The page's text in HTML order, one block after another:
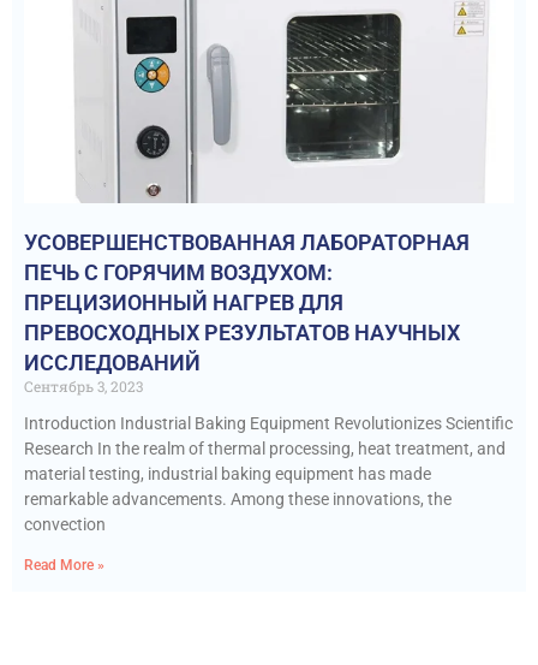
УСОВЕРШЕНСТВОВАННАЯ ЛАБОРАТОРНАЯ
ПЕЧЬ С ГОРЯЧИМ ВОЗДУХОМ:
ПРЕЦИЗИОННЫЙ НАГРЕВ ДЛЯ
ПРЕВОСХОДНЫХ РЕЗУЛЬТАТОВ НАУЧНЫХ
ИССЛЕДОВАНИЙ
Сентябрь 3, 2023
Introduction Industrial Baking Equipment Revolutionizes Scientific
Research In the realm of thermal processing, heat treatment, and
material testing, industrial baking equipment has made
remarkable advancements. Among these innovations, the
convection
Read More »